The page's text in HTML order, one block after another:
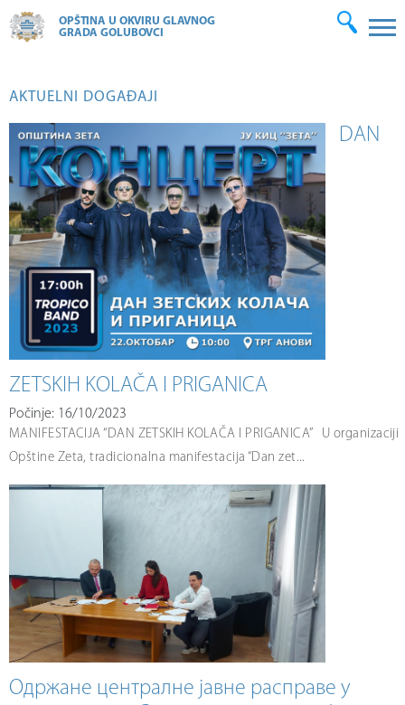
OPŠTINA U OKVIRU GLAVNOG
GRADA GOLUBOVCI
AKTUELNI DOGAĐAJI
DAN
ZETSKIH KOLAČA I PRIGANICA
Počinje: 16/10/2023
MANIFESTACIJA “DAN ZETSKIH KOLAČA I PRIGANICA” U organizaciji
Opštine Zeta, tradicionalna manifestacija “Dan zet...
Одржане централне јавне расправе у